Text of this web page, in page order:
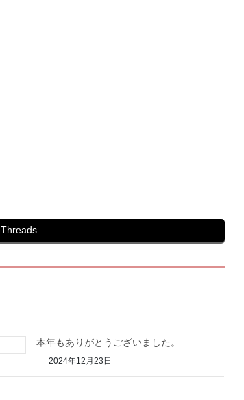
Threads
本年もありがとうございました。
2024年12月23日